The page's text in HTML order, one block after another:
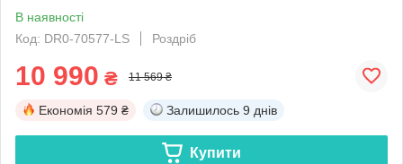
В наявності
Код: DR0-70577-LS
Роздріб
10 990 ₴ 11 569 ₴
Економія 579 ₴ Залишилось 9 днів
Купити